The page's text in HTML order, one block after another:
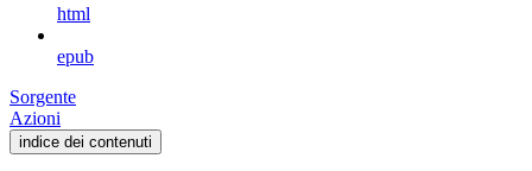
html
epub
Sorgente
Azioni
indice dei contenuti